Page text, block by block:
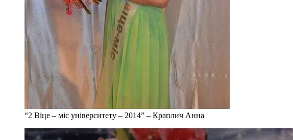
“2 Віце – міс університету – 2014” – Краплич Анна